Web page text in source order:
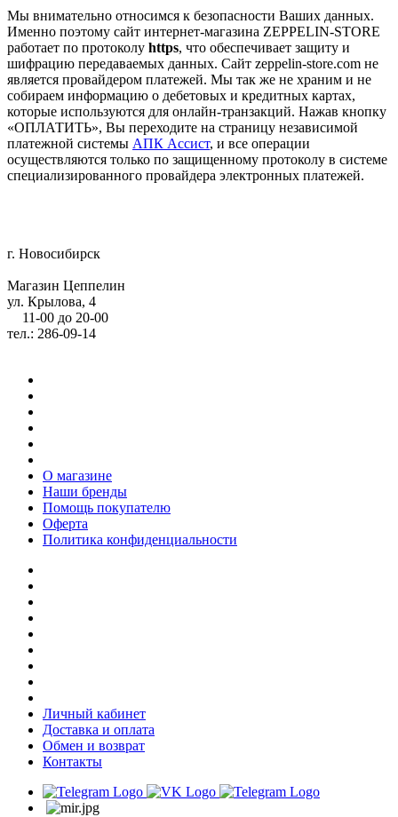
Мы внимательно относимся к безопасности Ваших данных.
Именно поэтому сайт интернет-магазина ZEPPELIN-STORE
работает по протоколу https, что обеспечивает защиту и
шифрацию передаваемых данных. Сайт zeppelin-store.com не
является провайдером платежей. Мы так же не храним и не
собираем информацию о дебетовых и кредитных картах,
которые используются для онлайн-транзакций. Нажав кнопку
«ОПЛАТИТЬ», Вы переходите на страницу независимой
платежной системы АПК Ассист, и все операции
осуществляются только по защищенному протоколу в системе
специализированного провайдера электронных платежей.
г. Новосибирск
Магазин Цеппелин
ул. Крылова, 4
11-00 до 20-00
тел.: 286-09-14
О магазине
Наши бренды
Помощь покупателю
Оферта
Политика конфиденциальности
Личный кабинет
Доставка и оплата
Обмен и возврат
Контакты